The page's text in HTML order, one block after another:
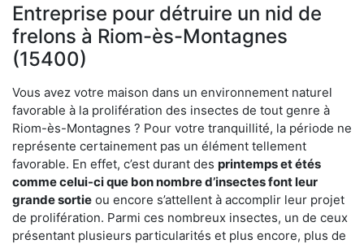
Entreprise pour détruire un nid de
frelons à Riom-ès-Montagnes
(15400)
Vous avez votre maison dans un environnement naturel
favorable à la prolifération des insectes de tout genre à
Riom-ès-Montagnes ? Pour votre tranquillité, la période ne
représente certainement pas un élément tellement
favorable. En effet, c’est durant des printemps et étés
comme celui-ci que bon nombre d’insectes font leur
grande sortie ou encore s’attellent à accomplir leur projet
de prolifération. Parmi ces nombreux insectes, un de ceux
présentant plusieurs particularités et plus encore, plus de